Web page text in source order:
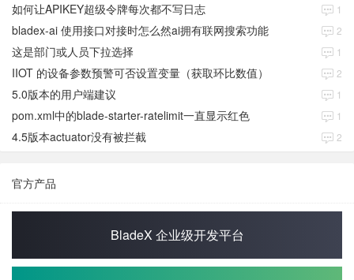
如何让APIKEY超级令牌每次都不写日志 1
bladex-ai 使用接口对接时怎么然ai拥有联网搜索功能 2
这是部门或人员下拉选择 1
IIOT 的设备参数预警可否设置变量（获取环比数值） 2
5.0版本的用户端建议 1
pom.xml中的blade-starter-ratelimit一直显示红色 1
4.5版本actuator没有被拦截 2
官方产品
BladeX 企业级开发平台